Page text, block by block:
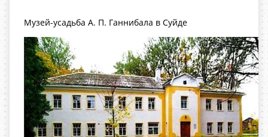
Музей-усадьба А. П. Ганнибала в Суйде